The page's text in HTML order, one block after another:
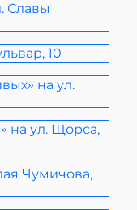
Славы
10
на ул.
на ул. Щорса,
Чумичова,